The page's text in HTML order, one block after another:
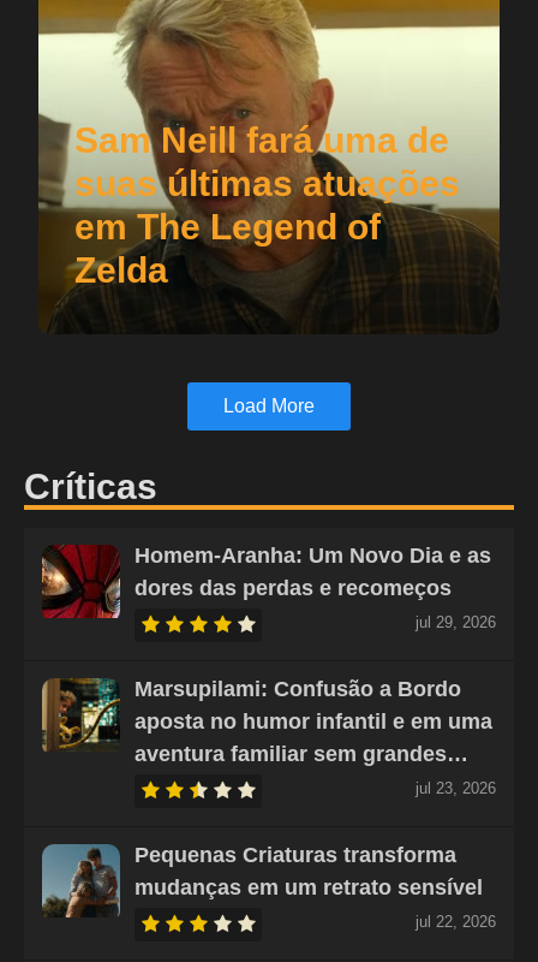
Sam Neill fará uma de
suas últimas atuações
em The Legend of
Zelda
Load More
Críticas
Homem-Aranha: Um Novo Dia e as
dores das perdas e recomeços
jul 29, 2026
Marsupilami: Confusão a Bordo
aposta no humor infantil e em uma
aventura familiar sem grandes…
jul 23, 2026
Pequenas Criaturas transforma
mudanças em um retrato sensível
jul 22, 2026